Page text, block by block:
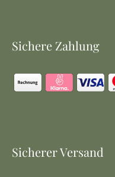
Sicherer Versand
Sichere Zahlung